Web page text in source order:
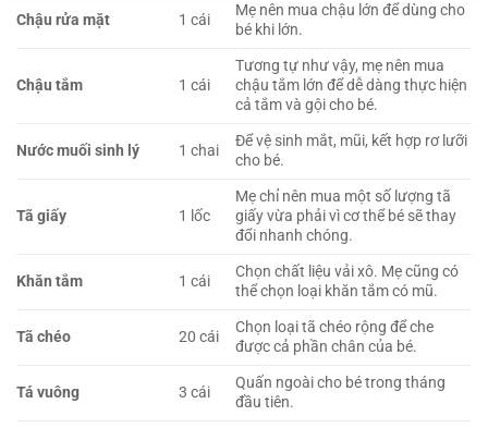
Chậu rửa mặt 1 cái
Mẹ nên mua chậu lớn để dùng cho
bé khi lớn.
Chậu tắm 1 cái
Tương tự như vậy, mẹ nên mua
chậu tắm lớn để dễ dàng thực hiện
cả tắm và gội cho bé.
Nước muối sinh lý 1 chai
Để vệ sinh mắt, mũi, kết hợp rơ lưỡi
cho bé.
Tã giấy 1 lốc
Mẹ chỉ nên mua một số lượng tã
giấy vừa phải vì cơ thể bé sẽ thay
đổi nhanh chóng.
Khăn tắm 1 cái
Chọn chất liệu vải xô. Mẹ cũng có
thể chọn loại khăn tắm có mũ.
Tã chéo 20 cái
Chọn loại tã chéo rộng để che
được cả phần chân của bé.
Tá vuông 3 cái
Quấn ngoài cho bé trong tháng
đầu tiên.